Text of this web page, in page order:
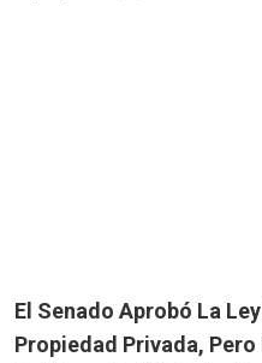
El Senado Aprobó La
Propiedad Privada, Pero